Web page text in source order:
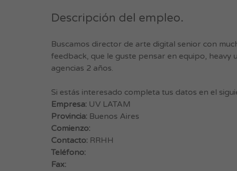
Descripción del empleo.
Buscamos director de arte digital senior con
feedback, que le guste pensar en equipo, heavy
agencias 2 años.
Si estás interesado completa tus datos en el
Empresa: UV LATAM
Provincia: Buenos Aires
Comienzo:
Contacto: RRHH
Teléfono:
Fax: